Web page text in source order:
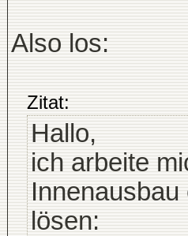
Also los:
Zitat:
Hallo,
ich arbeite
lösen: